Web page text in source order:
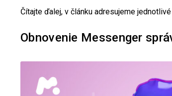
Čítajte ďalej, v článku adresujeme
Obnovenie Messenger